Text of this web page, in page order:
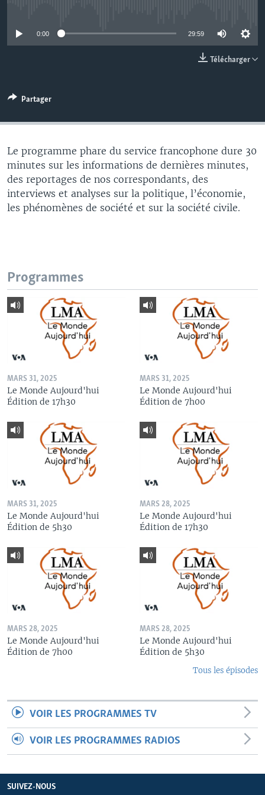
0:00 29:59
Télécharger
Partager
Le programme phare du service francophone dure 30
minutes sur les informations de dernières minutes,
des reportages de nos correspondants, des
interviews et analyses sur la politique, l’économie,
les phénomènes de société et sur la société civile.
Programmes
MARS 31, 2025
Le Monde Aujourd'hui
Édition de 17h30
MARS 31, 2025
Le Monde Aujourd'hui
Édition de 7h00
MARS 31, 2025
Le Monde Aujourd'hui
Édition de 5h30
MARS 28, 2025
Le Monde Aujourd'hui
Édition de 17h30
MARS 28, 2025
Le Monde Aujourd'hui
Édition de 7h00
MARS 28, 2025
Le Monde Aujourd'hui
Édition de 5h30
Tous les épisodes
VOIR LES PROGRAMMES TV
VOIR LES PROGRAMMES RADIOS
SUIVEZ-NOUS